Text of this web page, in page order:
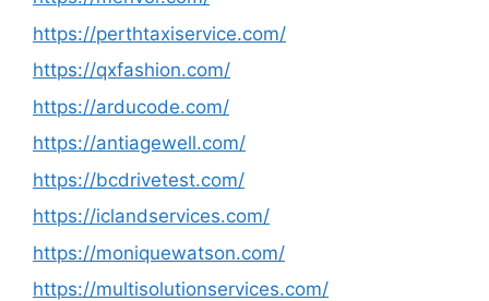
https://perthtaxiservice.com/
https://qxfashion.com/
https://arducode.com/
https://antiagewell.com/
https://bcdrivetest.com/
https://iclandservices.com/
https://moniquewatson.com/
https://multisolutionservices.com/